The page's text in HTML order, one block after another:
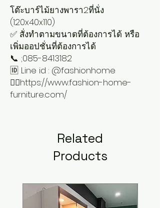
โต๊ะบาร์ไม้ยางพารา2ที่นั่ง
(120x40x110)
✅ สั่งทำตามขนาดที่ต้องการได้ หรือ
เพิ่มออปชั่นที่ต้องการได้
📞 ;085-8413182
🆔 Line id : @fashionhome
👉🏻https://www.fashion-home-
furniture.com/
Related
Products